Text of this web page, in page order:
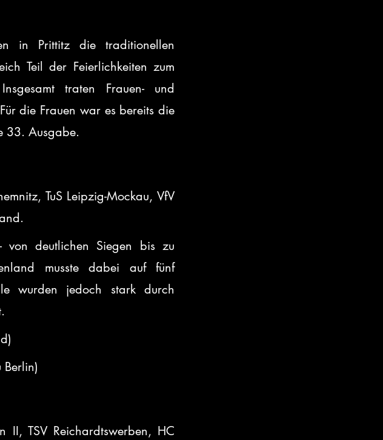
in Prittitz die traditionellen
Teil der Feierlichkeiten zum
traten Frauen- und
die Frauen war es bereits die
33. Ausgabe.
TuS Leipzig-Mockau, VfV
von deutlichen Siegen bis zu
musste dabei auf fünf
wurden jedoch stark durch
Berlin)
II, TSV Reichardtswerben, HC